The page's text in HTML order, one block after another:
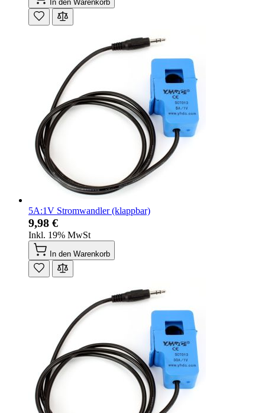
In den Warenkorb
5A:1V Stromwandler (klappbar)
9,98 €
Inkl. 19% MwSt
In den Warenkorb